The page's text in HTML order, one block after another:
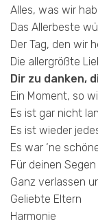
Alles, was wir
Das Allerbeste
Der Tag, den wir
Die allergrößte
Dir zu danken,
Ein Moment, so
Es ist gar nicht
Es ist wieder
Es war ‘ne
Für deinen
Ganz verlassen
Geliebte Eltern
Harmonie